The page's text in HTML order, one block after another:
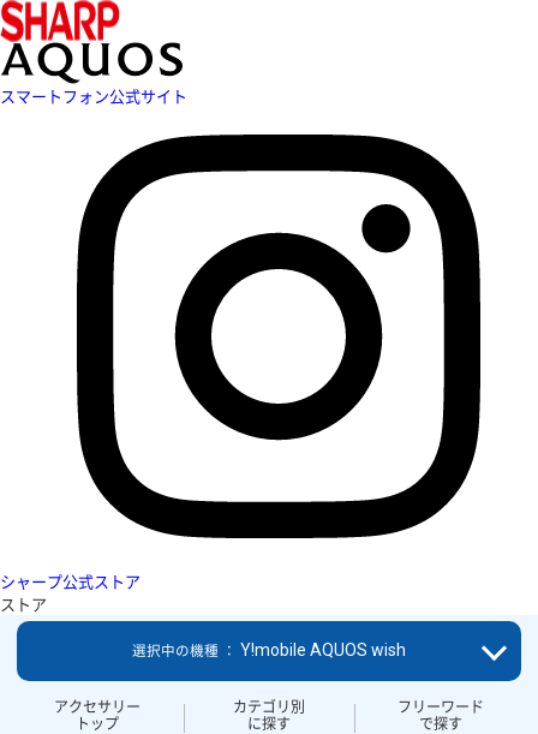
スマートフォン公式サイト
シャープ公式ストア
ストア
アクセサリー
トップ
カテゴリ別
に探す
フリーワード
で探す
選択中の機種 ： Y!mobile AQUOS wish